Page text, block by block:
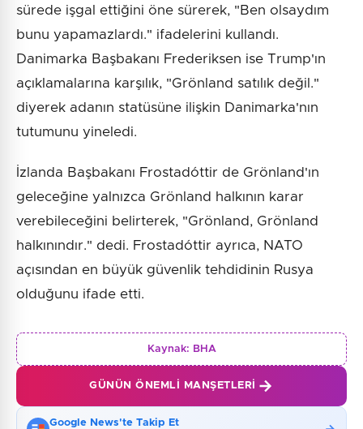
sürede işgal ettiğini öne sürerek, "Ben olsaydım
bunu yapamazlardı." ifadelerini kullandı.
Danimarka Başbakanı Frederiksen ise Trump'ın
açıklamalarına karşılık, "Grönland satılık değil."
diyerek adanın statüsüne ilişkin Danimarka'nın
tutumunu yineledi.
İzlanda Başbakanı Frostadóttir de Grönland'ın
geleceğine yalnızca Grönland halkının karar
verebileceğini belirterek, "Grönland, Grönland
halkınındır." dedi. Frostadóttir ayrıca, NATO
açısından en büyük güvenlik tehdidinin Rusya
olduğunu ifade etti.
Kaynak: BHA
GÜNÜN ÖNEMLI MANŞETLERI
Google News'te Takip Et